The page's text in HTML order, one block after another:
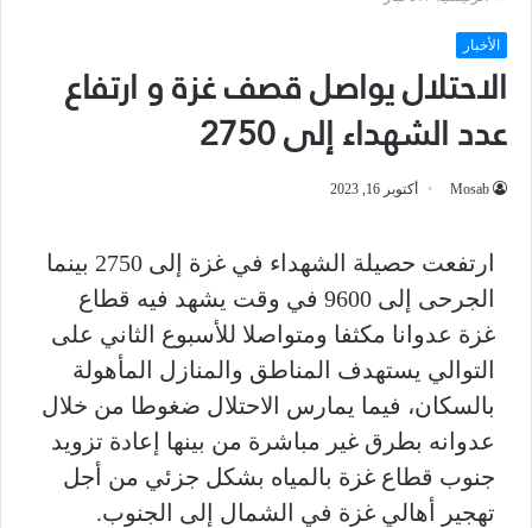
الأخبار
الاحتلال يواصل قصف غزة و ارتفاع
عدد الشهداء إلى 2750
Mosab أكتوبر 16, 2023
ارتفعت حصيلة الشهداء في غزة إلى 2750 بينما
الجرحى إلى 9600 في وقت يشهد فيه قطاع
غزة عدوانا مكثفا ومتواصلا للأسبوع الثاني على
التوالي يستهدف المناطق والمنازل المأهولة
بالسكان، فيما يمارس الاحتلال ضغوطا من خلال
عدوانه بطرق غير مباشرة من بينها إعادة تزويد
جنوب قطاع غزة بالمياه بشكل جزئي من أجل
تهجير أهالي غزة في الشمال إلى الجنوب.